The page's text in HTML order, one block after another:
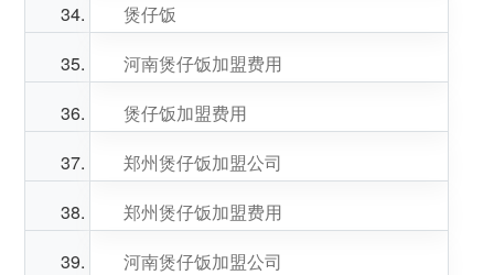
煲仔饭
河南煲仔饭加盟费用
煲仔饭加盟费用
郑州煲仔饭加盟公司
郑州煲仔饭加盟费用
河南煲仔饭加盟公司